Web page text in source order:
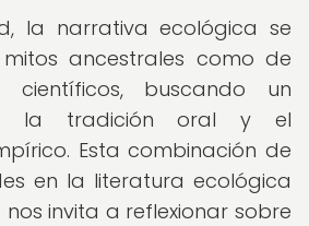
la narrativa ecológica se
ancestrales como de
científicos, buscando un
la tradición oral y el
Esta combinación de
en la literatura ecológica
invita a reflexionar sobre